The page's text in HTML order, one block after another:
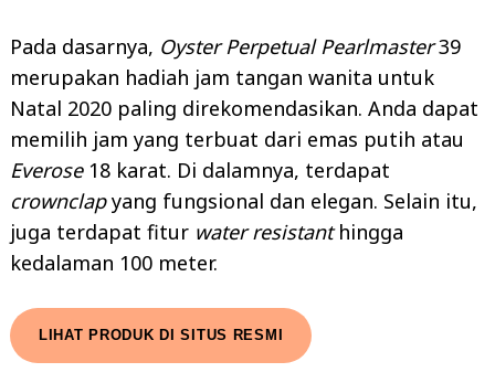
Pada dasarnya, Oyster Perpetual Pearlmaster39
merupakan hadiah jam tangan wanita untuk
Natal 2020 paling direkomendasikan. Anda dapat
memilih jam yang terbuat dari emas putih atau
Everose18 karat. Di dalamnya, terdapat
crownclapyang fungsional dan elegan. Selain itu,
juga terdapat fitur water resistanthingga
kedalaman 100 meter.
LIHAT PRODUK DI SITUS RESMI